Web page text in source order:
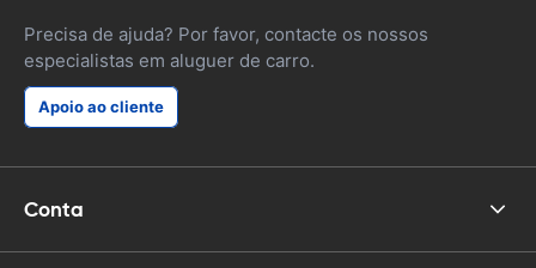
Precisa de ajuda? Por favor, contacte os nossos
especialistas em aluguer de carro.
Apoio ao cliente
Conta